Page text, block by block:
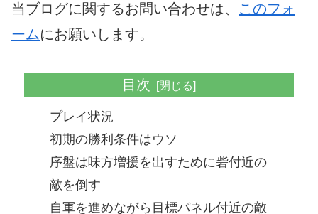
当ブログに関するお問い合わせは、 このフォ
ームにお願いします。
目次
プレイ状況
初期の勝利条件はウソ
序盤は味方増援を出すために砦付近の
敵を倒す
自軍を進めながら目標パネル付近の敵